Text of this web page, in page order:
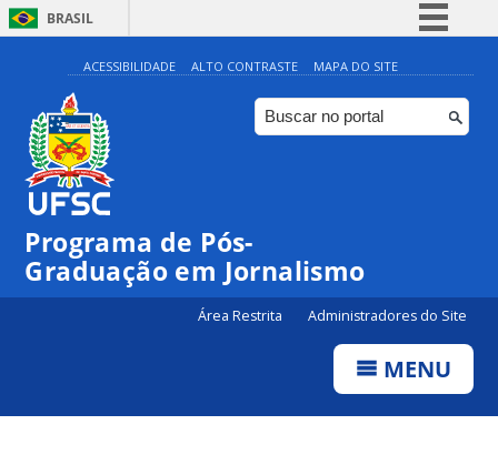
BRASIL
Simplifique!
Comunica BR
Participe
ACESSIBILIDADE ALTO CONTRASTE MAPA DO SITE
Programa de Pós-
Graduação em Jornalismo
Área Restrita Administradores do Site
MENU